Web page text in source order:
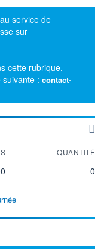
service de
sur
cette rubrique,
: contact-
QUANTITÉ
0